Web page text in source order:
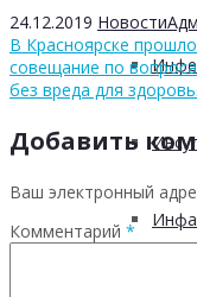
24.12.2019 Новости
В Красноярске
совещание по
без вреда для
Добавить
Ваш электронный
Комментарий *